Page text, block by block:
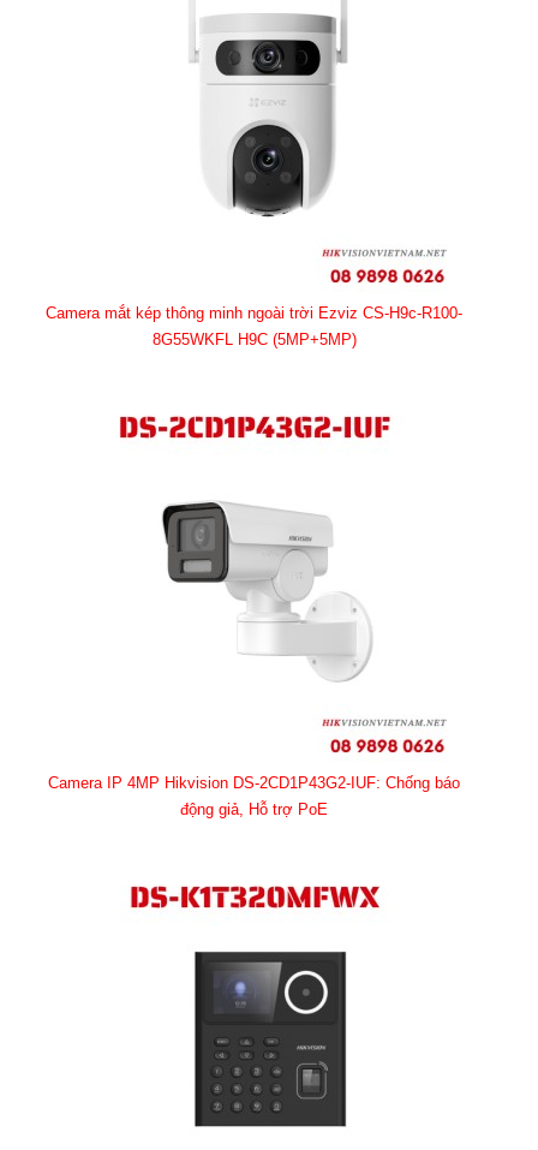
Camera mắt kép thông minh ngoài trời Ezviz CS-H9c-R100-
8G55WKFL H9C (5MP+5MP)
Camera IP 4MP Hikvision DS-2CD1P43G2-IUF: Chống báo
động giả, Hỗ trợ PoE